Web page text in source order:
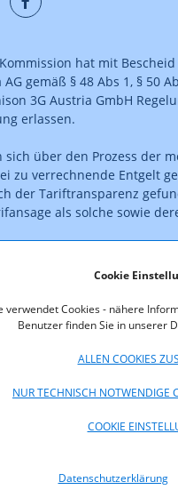
Cookie
verwendet Cookies - nähere
Benutzer finden Sie in unserer
ALLEN COOKIES
NUR TECHNISCH NOTWENDIGE
COOKIE
Datenschutzerklärung
hat mit
gemäß § 48 Abs 1, § 50
3G Austria GmbH
erlassen.
sich über den Prozess der
zu verrechnende Entgelt
der Tariftransparenz
als solche sowie
zum Download bereit.
38,1 KB)